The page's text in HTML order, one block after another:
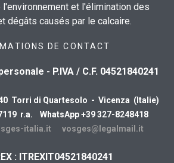
et l'élimination des
dégâts causés par le calcaire.
DE CONTACT
- P.IVA / C.F. 04521840241
Torri di Quartesolo - Vicenza (Italie)
r.a. WhatsApp +39 327-8248418
italia.it vosges@legalmail.it
: ITREXIT04521840241